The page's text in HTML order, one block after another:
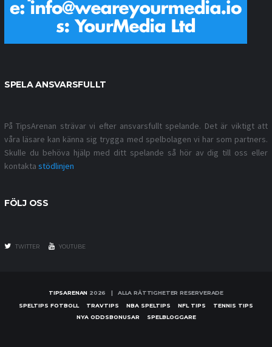
SPELA ANSVARSFULLT
På TipsArenan strävar vi efter ansvarsfullt spelande. Det är viktigt att
våra läsare kan känna sig trygga med spelbolagen vi har som partners.
Skulle du behöva hjälp med ditt spelande så hör av dig till oss eller
kontakta stödlinjen
FÖLJ OSS
TWITTER YOUTUBE
TIPSARENAN 2026 | ALLA RÄTTIGHETER RESERVERADE
SPELTIPS FOTBOLL
TRAVTIPS NBA SPELTIPS NFL TIPS
TENNIS TIPS
NYA ODDSBONUSAR
SPELBLOGGARE